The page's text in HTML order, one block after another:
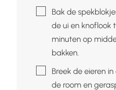
▢Bak de
de ui en knoflook
minuten op
bakken.
▢Breek de eieren
de room en